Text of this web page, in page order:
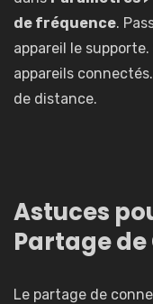
de fréquence.
appareil le
appareils
de distance.
Astuces
Partage
Le partage de